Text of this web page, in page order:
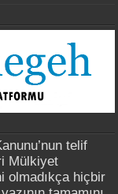
telif
Mülkiyet
olmadıkça hiçbir